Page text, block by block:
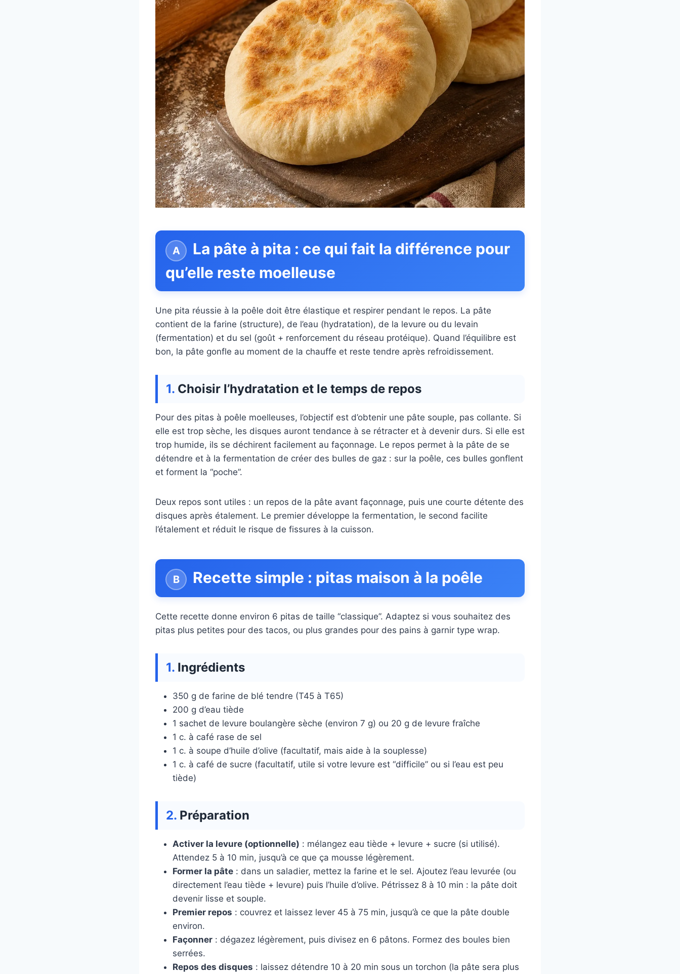
La pâte à pita : ce qui fait la différence pour
qu’elle reste moelleuse
Une pita réussie à la poêle doit être élastique et respirer pendant le repos. La pâte
contient de la farine (structure), de l’eau (hydratation), de la levure ou du levain
(fermentation) et du sel (goût + renforcement du réseau protéique). Quand l’équilibre est
bon, la pâte gonfle au moment de la chauffe et reste tendre après refroidissement.
Choisir l’hydratation et le temps de repos
Pour des pitas à poêle moelleuses, l’objectif est d’obtenir une pâte souple, pas collante. Si
elle est trop sèche, les disques auront tendance à se rétracter et à devenir durs. Si elle est
trop humide, ils se déchirent facilement au façonnage. Le repos permet à la pâte de se
détendre et à la fermentation de créer des bulles de gaz : sur la poêle, ces bulles gonflent
et forment la “poche”.
Deux repos sont utiles : un repos de la pâte avant façonnage, puis une courte détente des
disques après étalement. Le premier développe la fermentation, le second facilite
l’étalement et réduit le risque de fissures à la cuisson.
Recette simple : pitas maison à la poêle
Cette recette donne environ 6 pitas de taille “classique”. Adaptez si vous souhaitez des
pitas plus petites pour des tacos, ou plus grandes pour des pains à garnir type wrap.
Ingrédients
350 g de farine de blé tendre (T45 à T65)
200 g d’eau tiède
1 sachet de levure boulangère sèche (environ 7 g) ou 20 g de levure fraîche
1 c. à café rase de sel
1 c. à soupe d’huile d’olive (facultatif, mais aide à la souplesse)
1 c. à café de sucre (facultatif, utile si votre levure est “difficile” ou si l’eau est peu
tiède)
Préparation
Activer la levure (optionnelle) : mélangez eau tiède + levure + sucre (si utilisé).
Attendez 5 à 10 min, jusqu’à ce que ça mousse légèrement.
Former la pâte : dans un saladier, mettez la farine et le sel. Ajoutez l’eau levurée (ou
directement l’eau tiède + levure) puis l’huile d’olive. Pétrissez 8 à 10 min : la pâte doit
devenir lisse et souple.
Premier repos : couvrez et laissez lever 45 à 75 min, jusqu’à ce que la pâte double
environ.
Façonner : dégazez légèrement, puis divisez en 6 pâtons. Formez des boules bien
serrées.
Repos des disques : laissez détendre 10 à 20 min sous un torchon (la pâte sera plus